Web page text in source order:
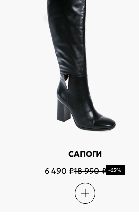
САПОГИ
6 490 ₽18 990 ₽ -65%